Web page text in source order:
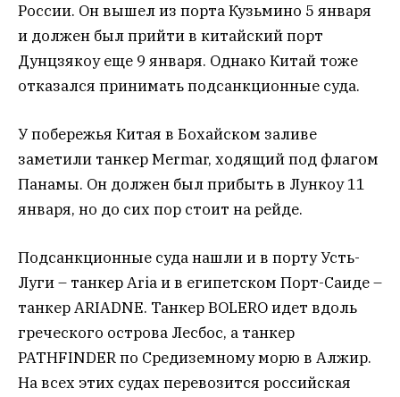
России. Он вышел из порта Кузьмино 5 января
и должен был прийти в китайский порт
Дунцзякоу еще 9 января. Однако Китай тоже
отказался принимать подсанкционные суда.
У побережья Китая в Бохайском заливе
заметили танкер Mermar, ходящий под флагом
Панамы. Он должен был прибыть в Лункоу 11
января, но до сих пор стоит на рейде.
Подсанкционные суда нашли и в порту Усть-
Луги – танкер Aria и в египетском Порт-Саиде –
танкер ARIADNE. Танкер BOLERO идет вдоль
греческого острова Лесбос, а танкер
PATHFINDER по Средиземному морю в Алжир.
На всех этих судах перевозится российская